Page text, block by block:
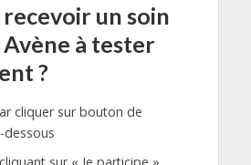
un soin
à tester
?
cliquer sur bouton de
sur « Je participe »